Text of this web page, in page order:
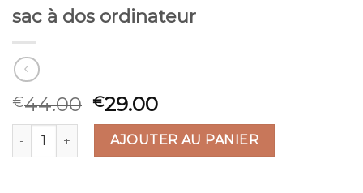
sac à dos ordinateur
€44.00 €29.00
quantité de sac à dos ordinateur
AJOUTER AU PANIER